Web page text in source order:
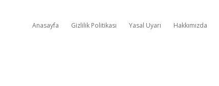
Anasayfa Gizlilik Politikası Yasal Uyarı Hakkımızda